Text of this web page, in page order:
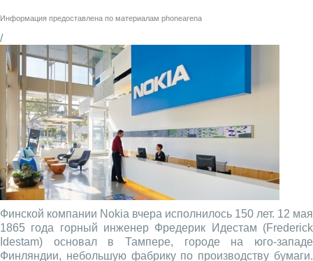
Информация предоставлена по материалам phonearena
/
Финской компании Nokia вчера исполнилось 150 лет. 12 мая
1865 года горный инженер Фредерик Идестам (Frederick
Idestam) основал в Тампере, городе на юго-западе
Финляндии, небольшую фабрику по производству бумаги.